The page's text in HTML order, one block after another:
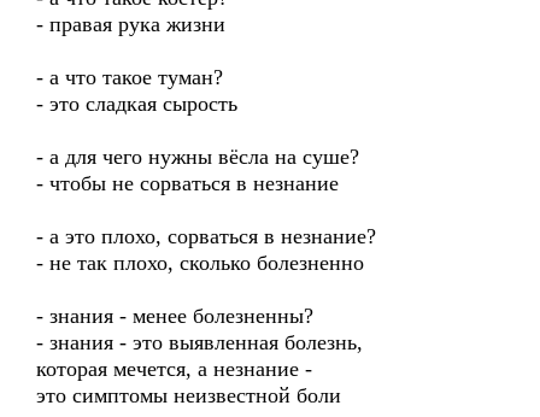
- правая рука жизни
- а что такое туман?
- это сладкая сырость
- а для чего нужны вёсла на суше?
- чтобы не сорваться в незнание
- а это плохо, сорваться в незнание?
- не так плохо, сколько болезненно
- знания - менее болезненны?
- знания - это выявленная болезнь,
которая мечется, а незнание -
это симптомы неизвестной боли